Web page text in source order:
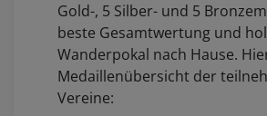
Gold-, 5 Silber- und 5
beste Gesamtwertung und
Wanderpokal nach Hause.
Medaillenübersicht der
Vereine: